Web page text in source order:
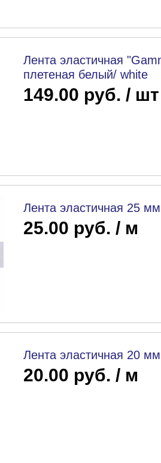
Лента эластичная
плетеная белый/ white
149.00 руб. / шт
Лента эластичная 25
25.00 руб. / м
Лента эластичная 20
20.00 руб. / м